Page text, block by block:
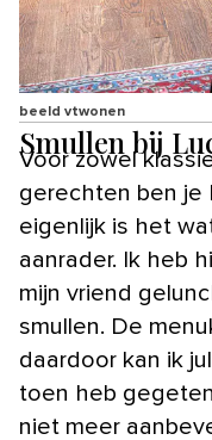
beeld vtwonen
Smullen bij
Voor zowel
gerechten ben je
eigenlijk is het
aanrader. Ik heb
mijn vriend
smullen. De
daardoor kan ik
toen heb
niet meer